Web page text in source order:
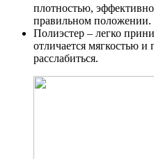
плотностью,
правильном положении.
Полиэстер – легко
отличается мягкостью
расслабиться.